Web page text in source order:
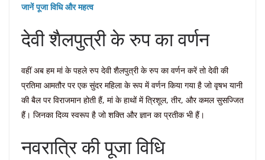
जानें पूजा विधि और महत्व
देवी शैलपुत्री के रुप का वर्णन
वहीं अब हम मां के पहले रुप देवी शैलपुत्री के रुप का वर्णन करें तो देवी की
प्रतिमा आमतौर पर एक सुंदर महिला के रूप में वर्णन किया गया है जो वृषभ यानी
की बैल पर विराजमान होती हैं, मां के हाथों में त्रिशूल, तीर, और कमल सुसज्जित
हैं। जिनका दिव्य स्वरूप है जो शक्ति और ज्ञान का प्रतीक भी हैं।
नवरात्रि की पूजा विधि